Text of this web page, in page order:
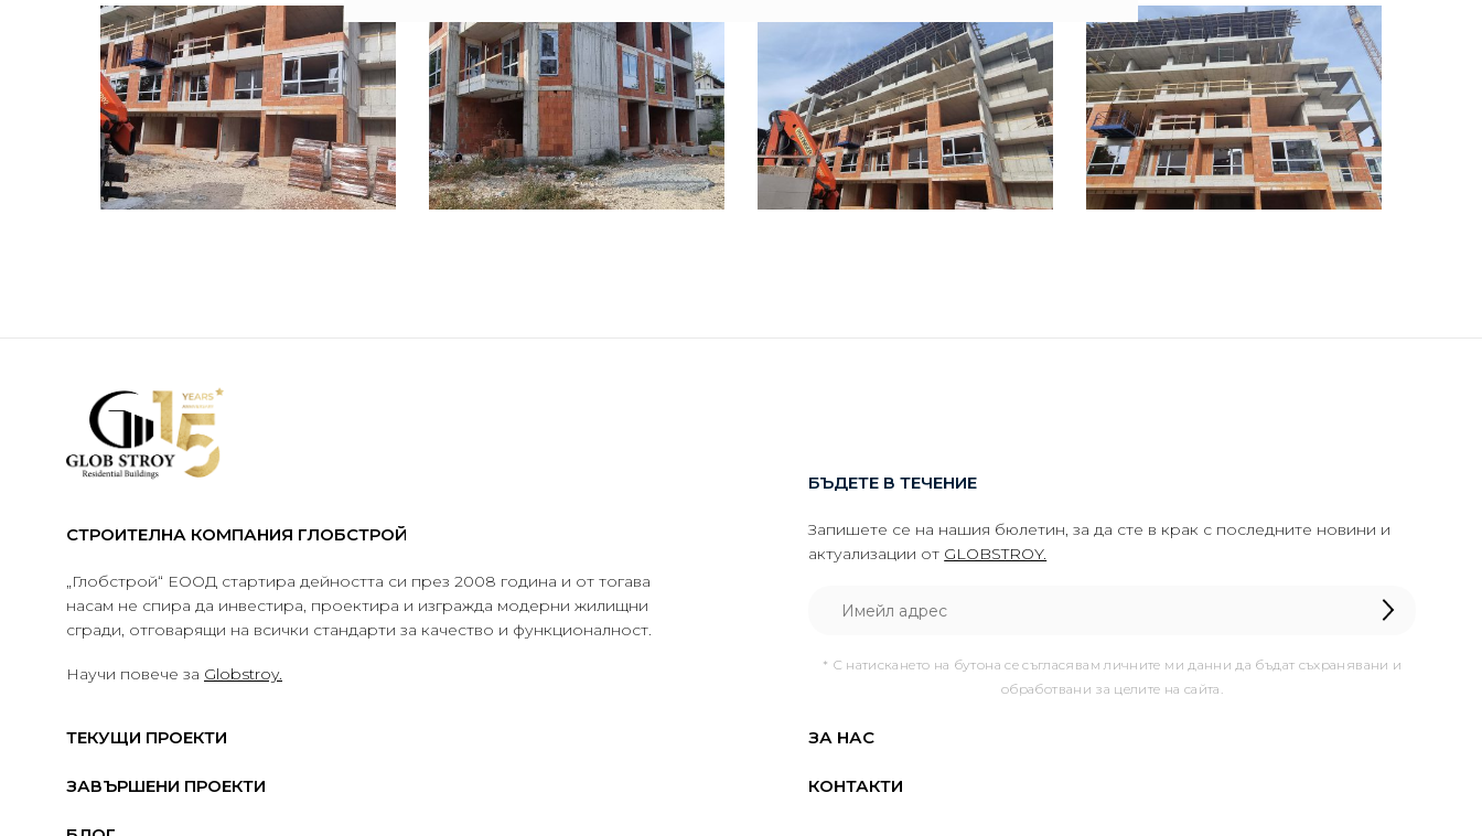
СТРОИТЕЛНА КОМПАНИЯ ГЛОБСТРОЙ
„Глобстрой“ ЕООД стартира дейността си през 2008 година и от тогава
насам не спира да инвестира, проектира и изгражда модерни жилищни
сгради, отговарящи на всички стандарти за качество и функционалност.
Научи повече за Globstroy.
ТЕКУЩИ ПРОЕКТИ
ЗАВЪРШЕНИ ПРОЕКТИ
ЗА НАС
КОНТАКТИ
БЪДЕТЕ В ТЕЧЕНИЕ
Запишете се на нашия бюлетин, за да сте в крак с последните новини и
актуализации от GLOBSTROY.
* С натискането на бутона се съгласявам личните ми данни да бъдат съхранявани и
обработвани за целите на сайта.